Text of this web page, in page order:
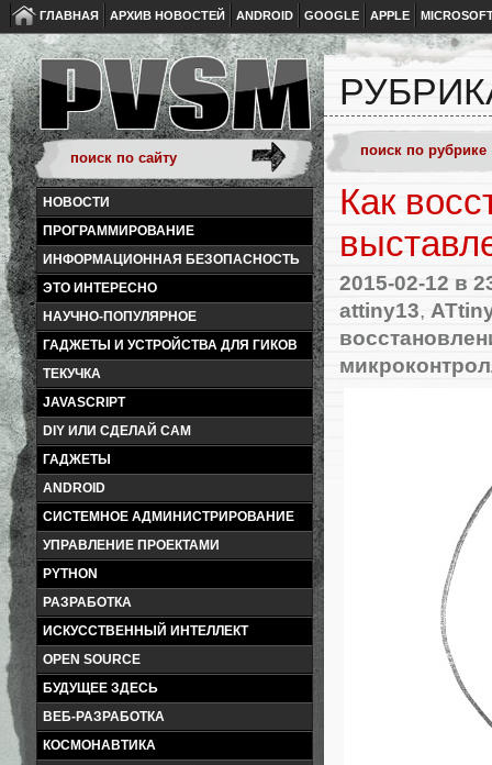
ГЛАВНАЯ АРХИВ НОВОСТЕЙ ANDROID GOOGLE APPLE
НОВОСТИ
ПРОГРАММИРОВАНИЕ
ИНФОРМАЦИОННАЯ БЕЗОПАСНОСТЬ
ЭТО ИНТЕРЕСНО
НАУЧНО-ПОПУЛЯРНОЕ
ГАДЖЕТЫ И УСТРОЙСТВА ДЛЯ ГИКОВ
ТЕКУЧКА
JAVASCRIPT
DIY ИЛИ СДЕЛАЙ САМ
ГАДЖЕТЫ
ANDROID
СИСТЕМНОЕ АДМИНИСТРИРОВАНИЕ
УПРАВЛЕНИЕ ПРОЕКТАМИ
PYTHON
РАЗРАБОТКА
ИСКУССТВЕННЫЙ ИНТЕЛЛЕКТ
OPEN SOURCE
БУДУЩЕЕ ЗДЕСЬ
ВЕБ-РАЗРАБОТКА
КОСМОНАВТИКА
Как
2015-02-12 в
attiny13,